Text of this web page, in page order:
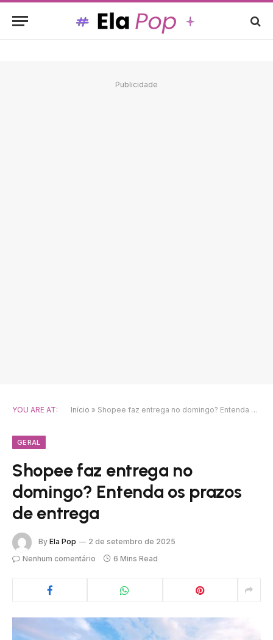
Publicidade
YOU ARE AT: Início » Shopee faz entrega no domingo? Entenda os prazos de entrega
GERAL
Shopee faz entrega no
domingo? Entenda os prazos
de entrega
By Ela Pop
2 de setembro de 2025
Nenhum comentário
6 Mins Read